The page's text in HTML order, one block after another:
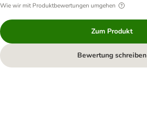
Wie wir mit Produktbewertungen umgehen
Zum Produkt
Bewertung schreiben